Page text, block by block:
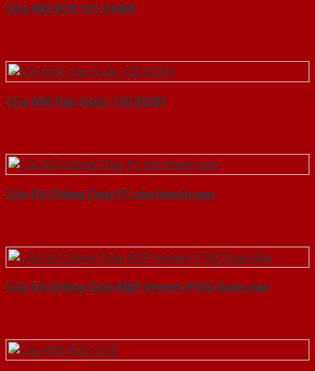
Cửa ABS KOS 101 U6405
Cửa ABS Hàn Quốc 120 K0201
Cửa Gỗ Chống Cháy P1 cho khach san
Cửa Gỗ Chống Cháy MDF Veneer P1R2 Xoan dao